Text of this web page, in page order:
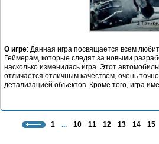
О игре: Данная игра посвящается всем
Геймерам, которые следят за новыми
насколько изменилась игра. Этот
отличается отличным качеством, очень
детализацией объектов. Кроме того, игра
1 ... 10 11 12 13 14 15